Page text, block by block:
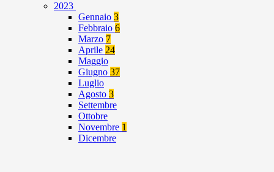
2023
Gennaio 3
Febbraio 6
Marzo 7
Aprile 24
Maggio
Giugno 37
Luglio
Agosto 3
Settembre
Ottobre
Novembre 1
Dicembre